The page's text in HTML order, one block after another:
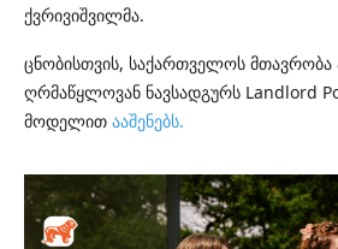
ქვრივიშვილმა.
ცნობისთვის, საქართველოს მთავრობა
ღრმაწყლოვან ნავსადგურს Landlord
მოდელით ააშენებს.